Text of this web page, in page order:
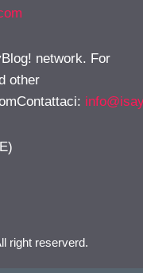
network. For
other
:
right reserverd.